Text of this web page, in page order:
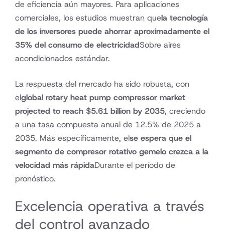
de eficiencia aún mayores. Para aplicaciones
comerciales, los estudios muestran quela tecnología
de los inversores puede ahorrar aproximadamente el
35% del consumo de electricidadSobre aires
acondicionados estándar.
La respuesta del mercado ha sido robusta, con
elglobal rotary heat pump compressor market
projected to reach $5.61 billion by 2035, creciendo
a una tasa compuesta anual de 12.5% de 2025 a
2035. Más específicamente, else espera que el
segmento de compresor rotativo gemelo crezca a la
velocidad más rápidaDurante el período de
pronóstico.
Excelencia operativa a través
del control avanzado